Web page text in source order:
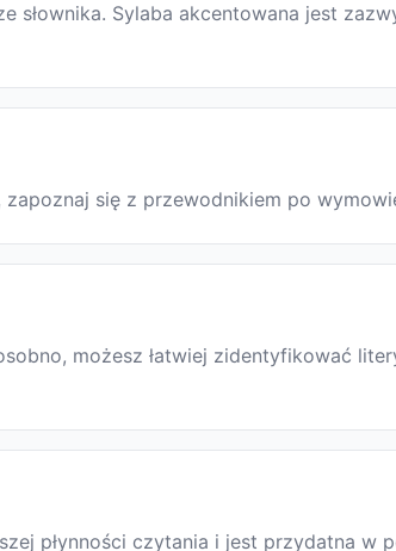
Sylaba akcentowana jest
się z przewodnikiem po
możesz łatwiej zidentyfikować
płynności czytania i jest przydatna w